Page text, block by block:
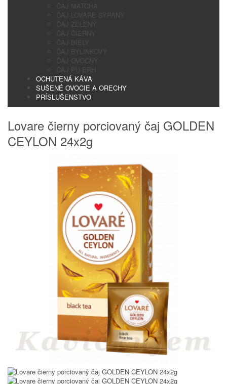
ČAJ MATCHA
ČAJ LOVARE SYPANÝ
ČAJ ZELENÝ
ČAJ ČIERNY
ČAJ BIELY
ČAJ BYLINKOVÝ
ČAJ OVOCNÝ
ČAJ PU ERH
OCHUTENÁ KÁVA
SUŠENÉ OVOCIE A ORECHY
PRÍSLUŠENSTVO
Lovare čierny porciovaný čaj GOLDEN
CEYLON 24x2g